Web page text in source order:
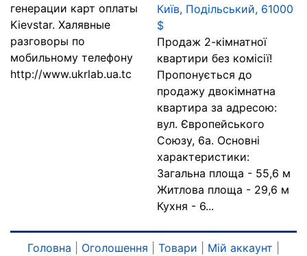
генерации карт оплаты
Kievstar. Халявные
разговоры по
мобильному телефону
http://www.ukrlab.ua.tc
Київ, Подільський, 61000
$
Продаж 2-кімнатної
квартири без комісії!
Пропонується до
продажу двокімнатна
квартира за адресою:
вул. Європейського
Союзу, 6а. Основні
характеристики:
Загальна площа - 55,6 м
Житлова площа - 29,6 м
Кухня - 6...
Головна Оголошення Товари Мій аккаунт